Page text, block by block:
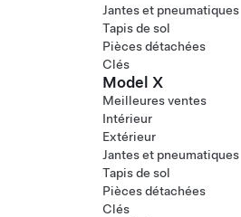
Jantes et pneumatiques
Tapis de sol
Pièces détachées
Clés
Model X
Meilleures ventes
Intérieur
Extérieur
Jantes et pneumatiques
Tapis de sol
Pièces détachées
Clés